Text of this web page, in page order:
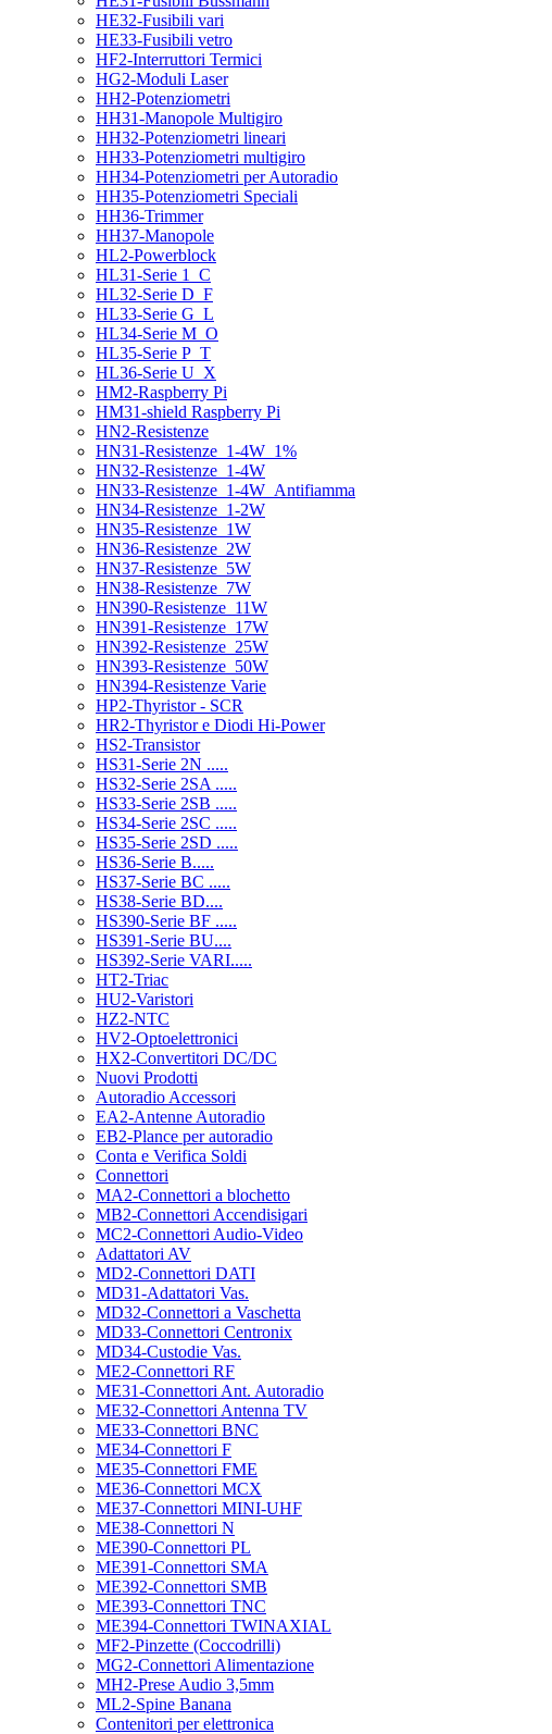
HE32-Fusibili vari
HE33-Fusibili vetro
HF2-Interruttori Termici
HG2-Moduli Laser
HH2-Potenziometri
HH31-Manopole Multigiro
HH32-Potenziometri lineari
HH33-Potenziometri multigiro
HH34-Potenziometri per Autoradio
HH35-Potenziometri Speciali
HH36-Trimmer
HH37-Manopole
HL2-Powerblock
HL31-Serie 1_C
HL32-Serie D_F
HL33-Serie G_L
HL34-Serie M_O
HL35-Serie P_T
HL36-Serie U_X
HM2-Raspberry Pi
HM31-shield Raspberry Pi
HN2-Resistenze
HN31-Resistenze_1-4W_1%
HN32-Resistenze_1-4W
HN33-Resistenze_1-4W_Antifiamma
HN34-Resistenze_1-2W
HN35-Resistenze_1W
HN36-Resistenze_2W
HN37-Resistenze_5W
HN38-Resistenze_7W
HN390-Resistenze_11W
HN391-Resistenze_17W
HN392-Resistenze_25W
HN393-Resistenze_50W
HN394-Resistenze Varie
HP2-Thyristor - SCR
HR2-Thyristor e Diodi Hi-Power
HS2-Transistor
HS31-Serie 2N .....
HS32-Serie 2SA .....
HS33-Serie 2SB .....
HS34-Serie 2SC .....
HS35-Serie 2SD .....
HS36-Serie B.....
HS37-Serie BC .....
HS38-Serie BD....
HS390-Serie BF .....
HS391-Serie BU....
HS392-Serie VARI.....
HT2-Triac
HU2-Varistori
HZ2-NTC
HV2-Optoelettronici
HX2-Convertitori DC/DC
Nuovi Prodotti
Autoradio Accessori
EA2-Antenne Autoradio
EB2-Plance per autoradio
Conta e Verifica Soldi
Connettori
MA2-Connettori a blochetto
MB2-Connettori Accendisigari
MC2-Connettori Audio-Video
Adattatori AV
MD2-Connettori DATI
MD31-Adattatori Vas.
MD32-Connettori a Vaschetta
MD33-Connettori Centronix
MD34-Custodie Vas.
ME2-Connettori RF
ME31-Connettori Ant. Autoradio
ME32-Connettori Antenna TV
ME33-Connettori BNC
ME34-Connettori F
ME35-Connettori FME
ME36-Connettori MCX
ME37-Connettori MINI-UHF
ME38-Connettori N
ME390-Connettori PL
ME391-Connettori SMA
ME392-Connettori SMB
ME393-Connettori TNC
ME394-Connettori TWINAXIAL
MF2-Pinzette (Coccodrilli)
MG2-Connettori Alimentazione
MH2-Prese Audio 3,5mm
ML2-Spine Banana
Contenitori per elettronica